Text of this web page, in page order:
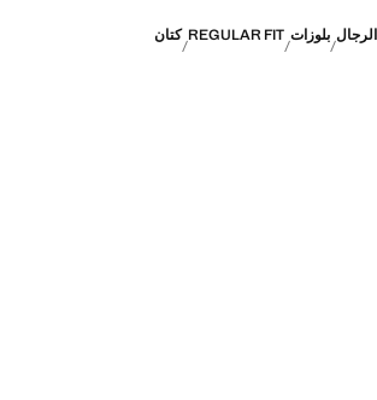
الرجال بلوزات REGULAR FIT كتان